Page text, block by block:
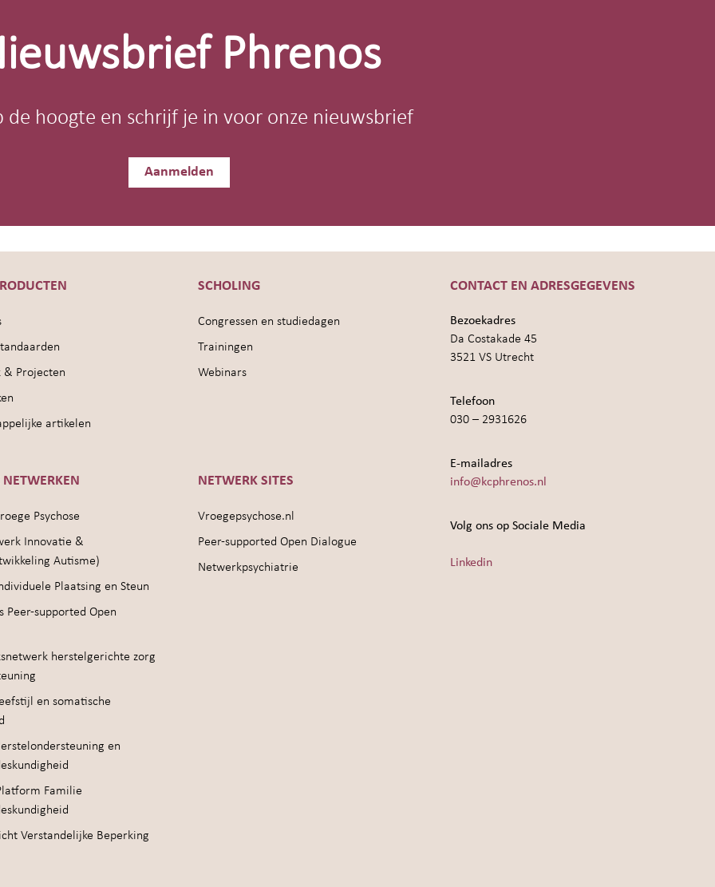
Phrenos
de hoogte en schrijf je in voor onze nieuwsbrief
Aanmelden
& Projecten
artikelen
SCHOLING
Congressen en studiedagen
Trainingen
Webinars
NETWERKEN
Psychose
Innovatie &
Autisme)
Plaatsing en Steun
Peer-supported Open
herstelgerichte zorg
en somatische
en
Familie
Verstandelijke Beperking
NETWERK SITES
Vroegepsychose.nl
Peer-supported Open Dialogue
Netwerkpsychiatrie
CONTACT EN ADRESGEGEVENS
Bezoekadres
Da Costakade 45
3521 VS Utrecht
Telefoon
030 – 2931626
E-mailadres
info@kcphrenos.nl
Volg ons op Sociale Media
Linkedin